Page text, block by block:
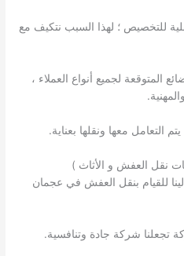
للتخصيص ؛ لهذا السبب نتكيف مع
المتوقعة لجميع أنواع العملاء ،
التعامل معها ونقلها بعناية.
نقل العفش و الأثاث )
للقيام بنقل العفش في عجمان
تجعلنا شركة جادة وتنافسية.